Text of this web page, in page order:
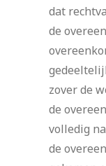
dat
de
zover de
de
volledig
de